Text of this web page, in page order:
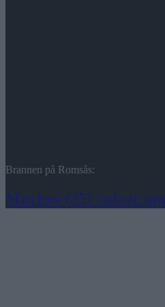
Brannen på Romsås:
Markus (25) vokste